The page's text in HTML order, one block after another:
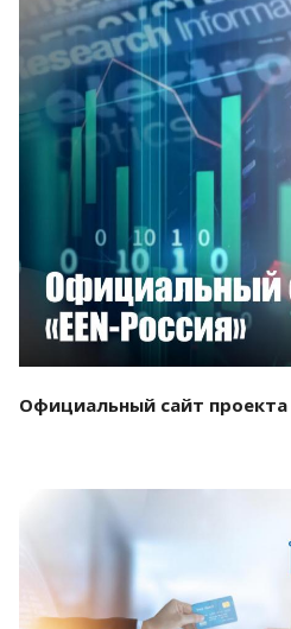
Смотреть
Официальный сайт проекта